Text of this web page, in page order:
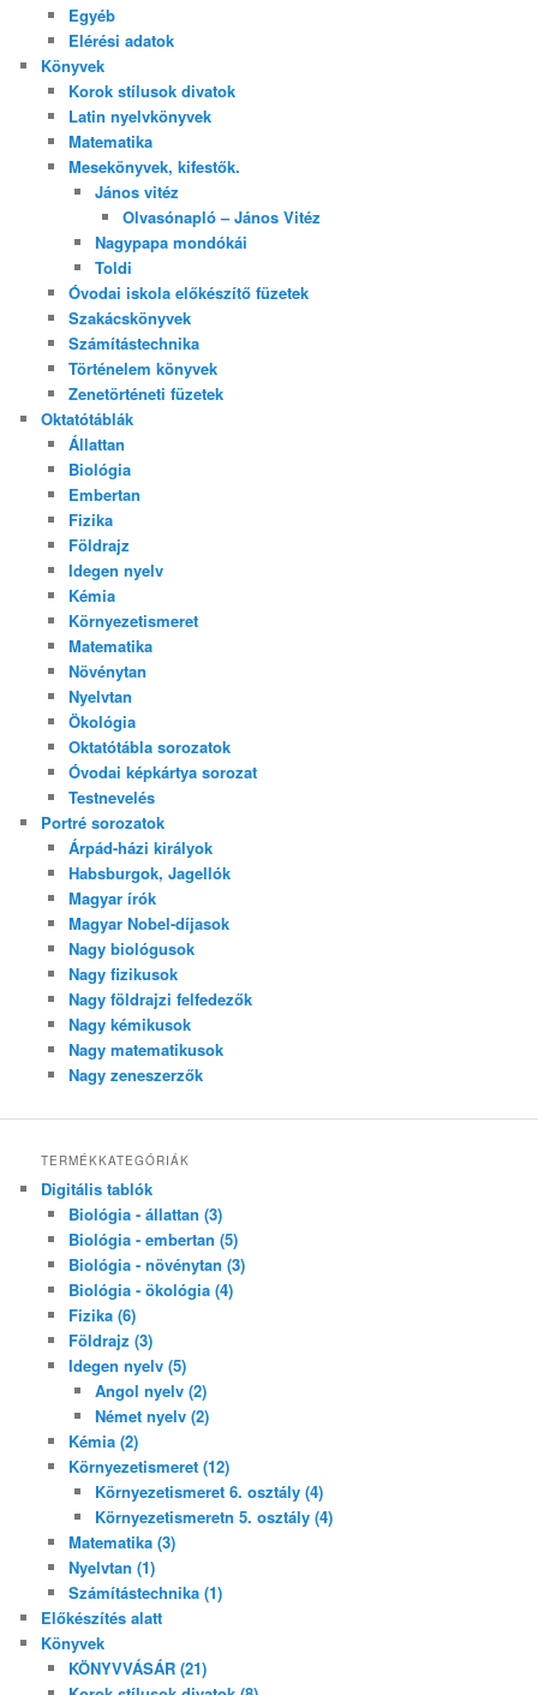
Egyéb
Elérési adatok
Könyvek
Korok stílusok divatok
Latin nyelvkönyvek
Matematika
Mesekönyvek, kifestők.
János vitéz
Olvasónapló – János Vitéz
Nagypapa mondókái
Toldi
Óvodai iskola előkészítő füzetek
Szakácskönyvek
Számítástechnika
Történelem könyvek
Zenetörténeti füzetek
Oktatótáblák
Állattan
Biológia
Embertan
Fizika
Földrajz
Idegen nyelv
Kémia
Környezetismeret
Matematika
Növénytan
Nyelvtan
Ökológia
Oktatótábla sorozatok
Óvodai képkártya sorozat
Testnevelés
Portré sorozatok
Árpád-házi királyok
Habsburgok, Jagellók
Magyar írók
Magyar Nobel-díjasok
Nagy biológusok
Nagy fizikusok
Nagy földrajzi felfedezők
Nagy kémikusok
Nagy matematikusok
Nagy zeneszerzők
TERMÉKKATEGÓRIÁK
Digitális tablók
Biológia - állattan (3)
Biológia - embertan (5)
Biológia - növénytan (3)
Biológia - ökológia (4)
Fizika (6)
Földrajz (3)
Idegen nyelv (5)
Angol nyelv (2)
Német nyelv (2)
Kémia (2)
Környezetismeret (12)
Környezetismeret 6. osztály (4)
Környezetismeretn 5. osztály (4)
Matematika (3)
Nyelvtan (1)
Számítástechnika (1)
Előkészítés alatt
Könyvek
KÖNYVVÁSÁR (21)